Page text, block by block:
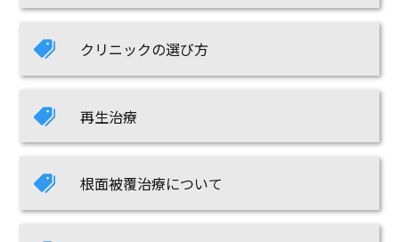
クリニックの選び方
再生治療
根面被覆治療について